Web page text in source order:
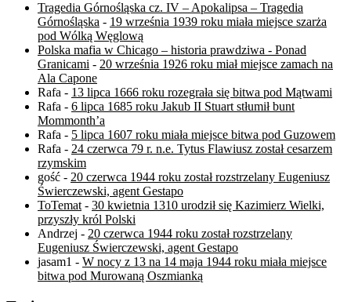
Tragedia Górnośląska cz. IV – Apokalipsa – Tragedia
Górnośląska - 19 września 1939 roku miała miejsce szarża
pod Wólką Węglową
Polska mafia w Chicago – historia prawdziwa - Ponad
Granicami - 20 września 1926 roku miał miejsce zamach na
Ala Capone
Rafa - 13 lipca 1666 roku rozegrała się bitwa pod Mątwami
Rafa - 6 lipca 1685 roku Jakub II Stuart stłumił bunt
Mommonth’a
Rafa - 5 lipca 1607 roku miała miejsce bitwa pod Guzowem
Rafa - 24 czerwca 79 r. n.e. Tytus Flawiusz został cesarzem
rzymskim
gość - 20 czerwca 1944 roku został rozstrzelany Eugeniusz
Świerczewski, agent Gestapo
ToTemat - 30 kwietnia 1310 urodził się Kazimierz Wielki,
przyszły król Polski
Andrzej - 20 czerwca 1944 roku został rozstrzelany
Eugeniusz Świerczewski, agent Gestapo
jasam1 - W nocy z 13 na 14 maja 1944 roku miała miejsce
bitwa pod Murowaną Oszmianką